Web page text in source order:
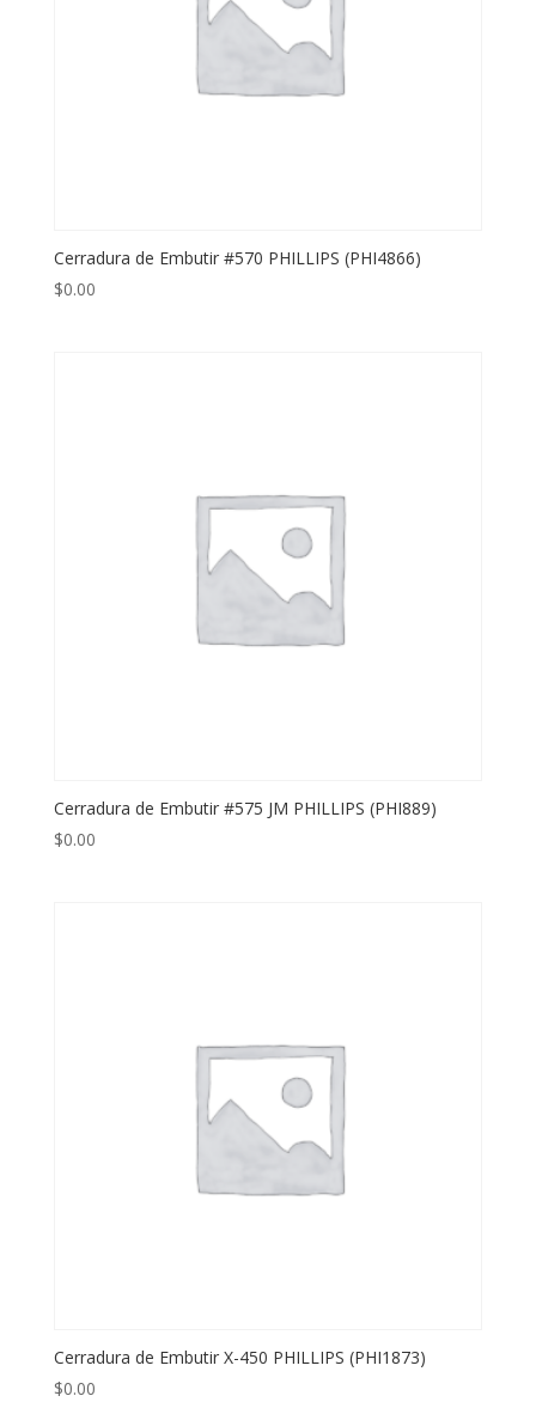
Cerradura de Embutir #570 PHILLIPS (PHI4866)
$0.00
Cerradura de Embutir #575 JM PHILLIPS (PHI889)
$0.00
Cerradura de Embutir X-450 PHILLIPS (PHI1873)
$0.00